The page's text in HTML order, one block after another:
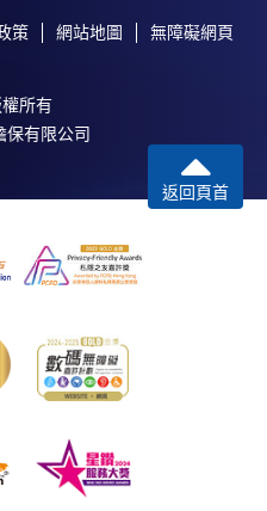
策 網站地圖 無障礙網頁
所有
保有限公司
返回頁首